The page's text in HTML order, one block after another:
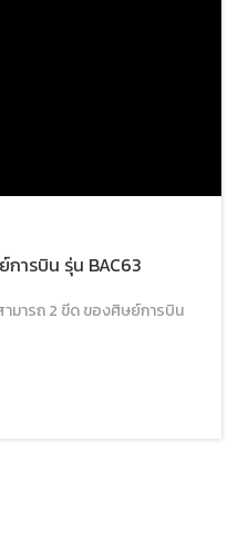
ารบิน รุ่น BAC63
มารถ 2 ขีด ของศิษย์การบิน